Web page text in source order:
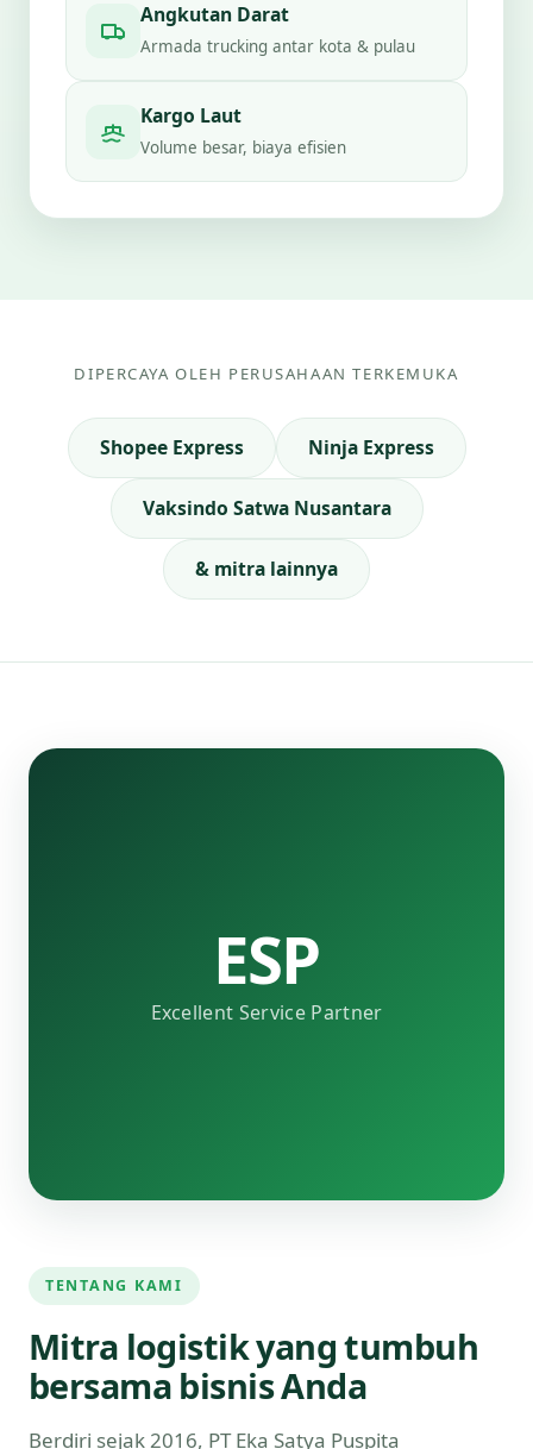
Angkutan Darat
Armada trucking antar kota & pulau
Kargo Laut
Volume besar, biaya efisien
DIPERCAYA OLEH PERUSAHAAN TERKEMUKA
Shopee Express Ninja Express
Vaksindo Satwa Nusantara
& mitra lainnya
ESP
Excellent Service Partner
TENTANG KAMI
Mitra logistik yang tumbuh
bersama bisnis Anda
Berdiri sejak 2016, PT Eka Satya Puspita